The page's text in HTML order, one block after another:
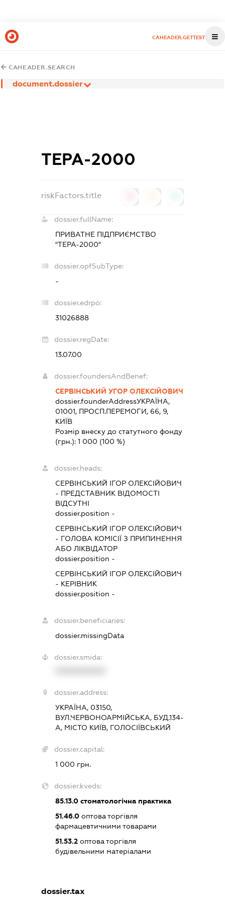
CAHEADER.GETTEST
CAHEADER.SEARCH
document.dossier
ТЕРА-2000
riskFactors.title
dossier.fullName:
ПРИВАТНЕ ПІДПРИЄМСТВО
"ТЕРА-2000"
dossier.opfSubType:
-
dossier.edrpo:
31026888
dossier.regDate:
13.07.00
dossier.foundersAndBenef:
СЕРВІНСЬКИЙ УГОР ОЛЕКСІЙОВИЧ
dossier.founderAddressУКРАЇНА,
01001, ПРОСП.ПЕРЕМОГИ, 66, 9,
КИЇВ
Розмір внеску до статутного фонду
(грн.): 1 000 (100 %)
dossier.heads:
СЕРВІНСЬКИЙ ІГОР ОЛЕКСІЙОВИЧ
- ПРЕДСТАВНИК ВІДОМОСТІ
ВІДСУТНІ
dossier.position -
СЕРВІНСЬКИЙ ІГОР ОЛЕКСІЙОВИЧ
- ГОЛОВА КОМІСІЇ З ПРИПИНЕННЯ
АБО ЛІКВІДАТОР
dossier.position -
СЕРВІНСЬКИЙ ІГОР ОЛЕКСІЙОВИЧ
- КЕРІВНИК
dossier.position -
dossier.beneficiaries:
dossier.missingData
dossier.smida:
dossier.address:
УКРАЇНА, 03150,
ВУЛ.ЧЕРВОНОАРМІЙСЬКА, БУД.134-
А, МІСТО КИЇВ, ГОЛОСІЇВСЬКИЙ
dossier.capital:
1 000 грн.
dossier.kveds:
85.13.0стоматологічна практика
51.46.0оптова торгівля
фармацевтичними товарами
51.53.2оптова торгівля
будівельними матеріалами
dossier.tax